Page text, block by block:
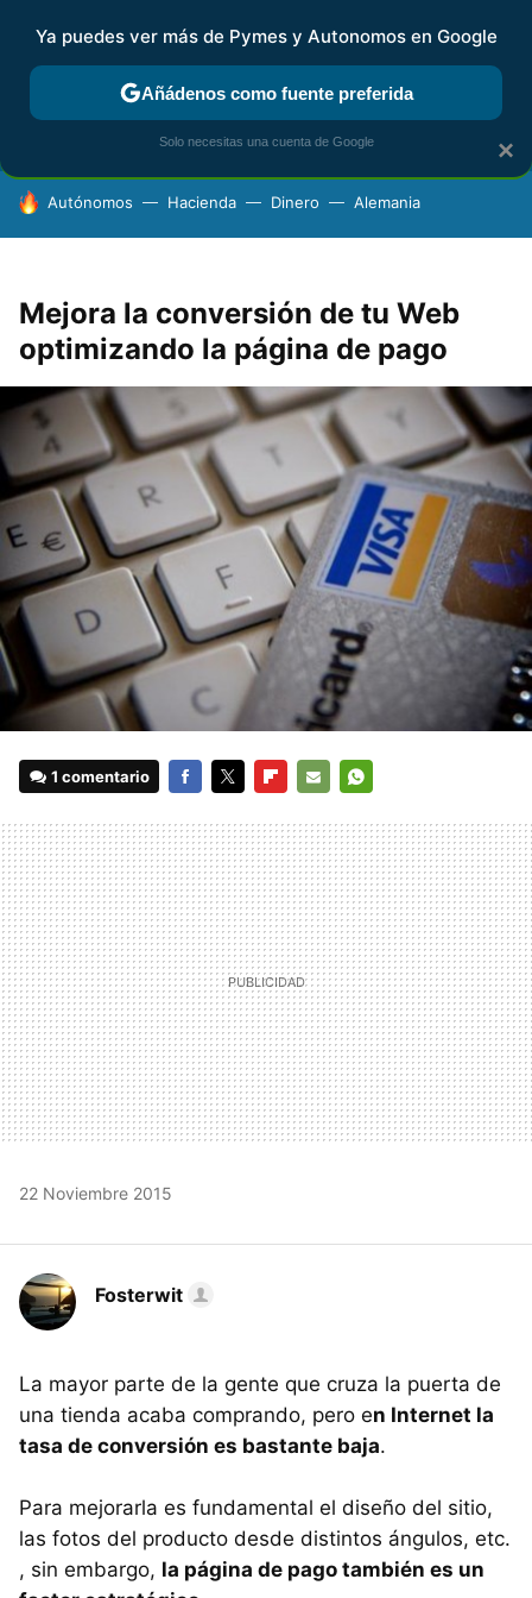
FISCALIDAD Y CONTABILIDAD KIT DIGITAL RENTA
HOY SE HABLA DE
Autónomos Hacienda Dinero Alemania
Mejora la conversión de tu Web
optimizando la página de pago
1 comentario
MAIL
22 Noviembre 2015
Fosterwit
La mayor parte de la gente que cruza la puerta de
una tienda acaba comprando, pero en Internet la
tasa de conversión es bastante baja.
Para mejorarla es fundamental el diseño del sitio,
las fotos del producto desde distintos ángulos, etc.
, sin embargo, la página de pago también es un
×
Ya puedes ver más de Pymes y Autonomos en Google
Añádenos como fuente preferida
Solo necesitas una cuenta de Google